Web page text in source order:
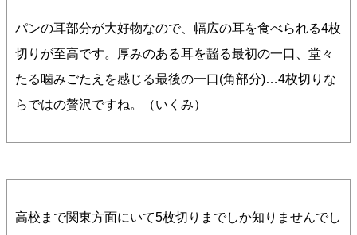
パンの耳部分が大好物なので、幅広の耳を食べられる4枚
切りが至高です。厚みのある耳を齧る最初の一口、堂々
たる噛みごたえを感じる最後の一口(角部分)…4枚切りな
らではの贅沢ですね。（いくみ）
高校まで関東方面にいて5枚切りまでしか知りませんでし